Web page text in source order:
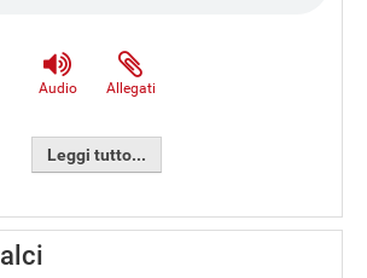
Audio Allegati
Leggi tutto...